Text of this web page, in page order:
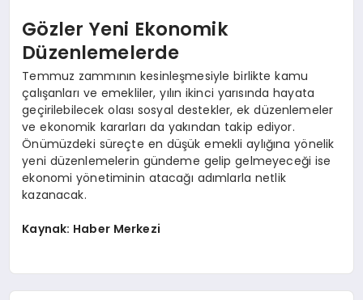
Gözler Yeni Ekonomik
Düzenlemelerde
Temmuz zammının kesinleşmesiyle birlikte kamu
çalışanları ve emekliler, yılın ikinci yarısında hayata
geçirilebilecek olası sosyal destekler, ek düzenlemeler
ve ekonomik kararları da yakından takip ediyor.
Önümüzdeki süreçte en düşük emekli aylığına yönelik
yeni düzenlemelerin gündeme gelip gelmeyeceği ise
ekonomi yönetiminin atacağı adımlarla netlik
kazanacak.
Kaynak: Haber Merkezi